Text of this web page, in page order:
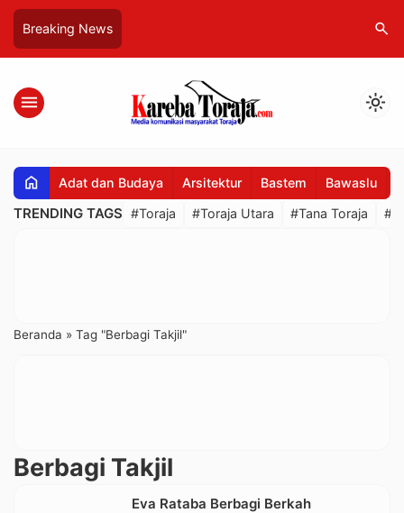
Breaking News search
menu light_mode
home Adat dan Budaya Arsitektur Bastem Bawaslu
TRENDING TAGS #Toraja #Toraja Utara #Tana Toraja
Beranda » Tag "Berbagi Takjil"
Berbagi Takjil
Eva Rataba Berbagi Berkah